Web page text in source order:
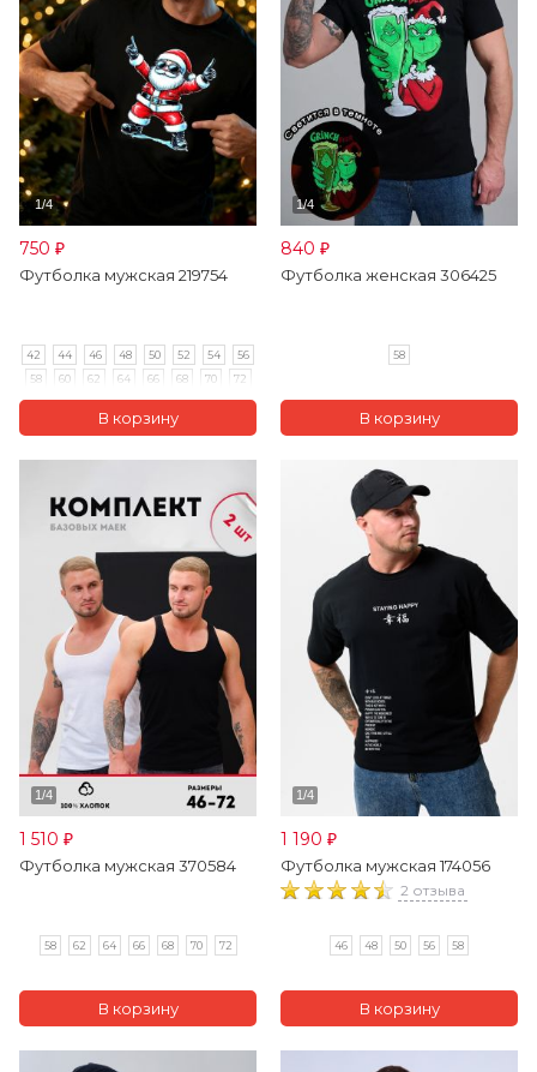
750 ₽
Футболка мужская 219754
42 44 46 48 50 52 54
56
58
60 62 64 66 68 70
72
74
840 ₽
Футболка женская 306425
58
1 510 ₽
Футболка мужская 370584
58 62 64 66 68 70 72
1 190 ₽
Футболка мужская 174056
2 отзыва
46 48 50 56 58